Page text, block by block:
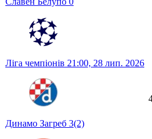
Ліга чемпіонів 21:00, 28 лип. 2026
Динамо Загреб 3(2)